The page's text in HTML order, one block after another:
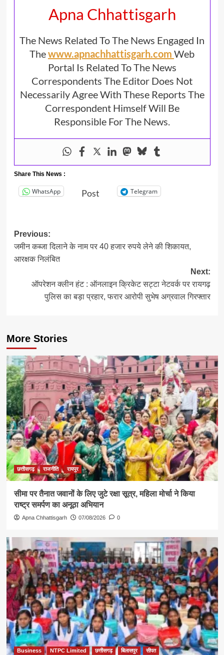
Apna Chhattisgarh
The News Related To The News Engaged In
Thewww.apnachhattisgarh.com Web
Portal Is Related To The News
Correspondents The Editor Does Not
Necessarily Agree With These Reports The
Correspondent Himself Will Be
Responsible For The News.
Share This News :
WhatsApp Post Telegram
Post
navigation
Previous:
जमीन कब्जा दिलाने के नाम पर 40 हजार रुपये लेने की शिकायत,
आरक्षक निलंबित
Next:
ऑपरेशन क्लीन हंट : ऑनलाइन क्रिकेट सट्टा नेटवर्क पर रायगढ़
पुलिस का बड़ा प्रहार, फरार आरोपी सुभेष अग्रवाल गिरफ्तार
More Stories
छत्तीसगढ़ राजनीति रायपुर
सीमा पर तैनात जवानों के लिए जुटे रक्षा सूत्र, महिला मोर्चा ने किया
राष्ट्र समर्पण का अनूठा अभियान
Apna Chhattisgarh 07/08/2026 0
Business NTPC Limited छत्तीसगढ़ बिलासपुर सीपत